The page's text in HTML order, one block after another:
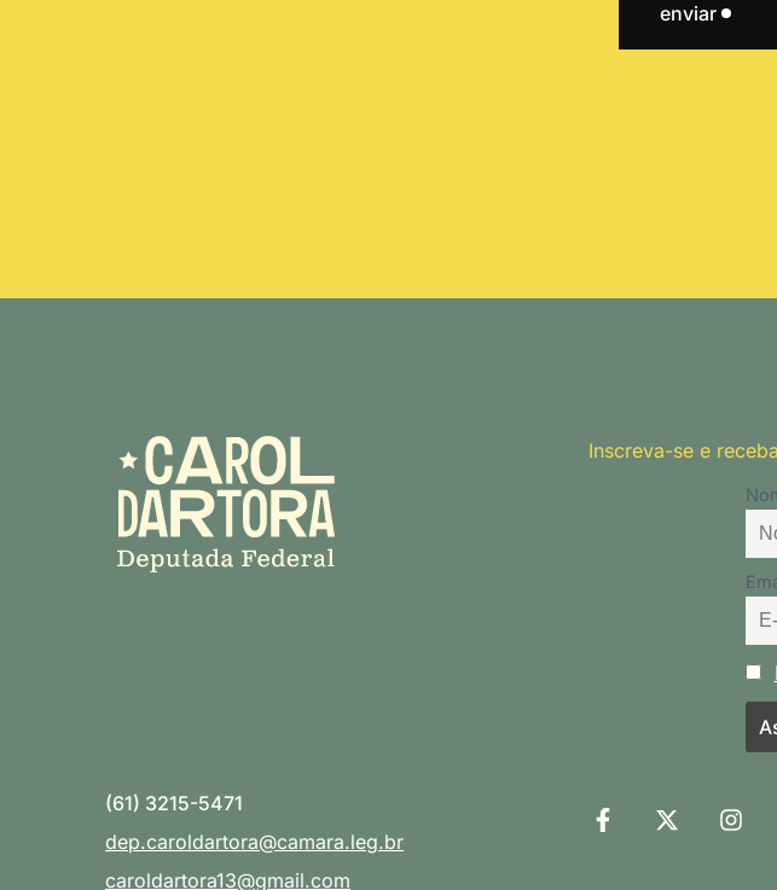
enviar
Inscreva-se e
(61) 3215-5471
dep.caroldartora@camara.leg.br
caroldartora13@gmail.com